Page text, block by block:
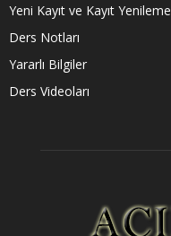
Yeni Kayıt ve Kayıt Yenileme
Ders Notları
Yararlı Bilgiler
Ders Videoları